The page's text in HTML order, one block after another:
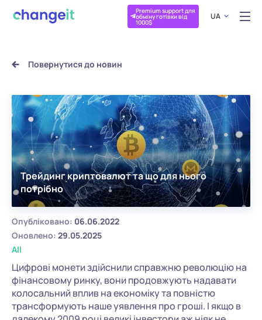
Premium support для
обміну готівки від
1000$
UA
Повернутися до новин
Трейдинг криптовалют та що для нього
потрібно
Опубліковано: 06.06.2022
Оновлено: 29.05.2025
All
Цифрові монети здійснили справжню революцію на
фінансовому ринку, вони продовжують надавати
колосальний вплив на економіку та повністю
трансформують наше уявлення про гроші. І якщо в